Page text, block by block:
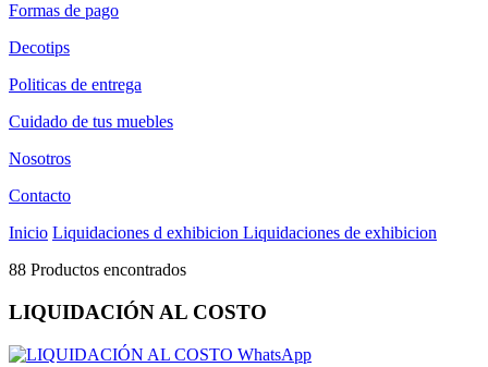
Formas de pago
Decotips
Politicas de entrega
Cuidado de tus muebles
Nosotros
Contacto
Inicio Liquidaciones d exhibicion Liquidaciones de exhibicion
88 Productos encontrados
LIQUIDACIÓN AL COSTO
WhatsApp